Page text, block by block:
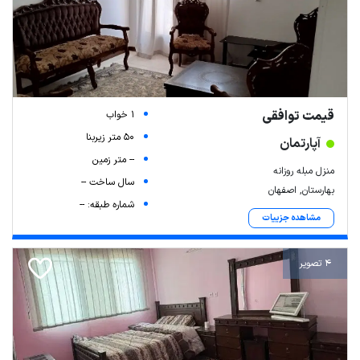
قیمت توافقی
آپارتمان
منزل مبله روزانه
بهارستان, اصفهان
مشاهده جزییات
1 خواب
50 متر زیربنا
-- متر زمین
سال ساخت --
شماره طبقه: --
4 تصویر